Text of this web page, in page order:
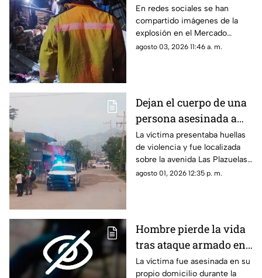
Mercado Central de
Acapulco que dejó
varios locales
afectados
En redes sociales se han
compartido imágenes de la
explosión en el Mercado
Central de Acapulco que dejó
agosto 03, 2026 11:46 a. m.
Dejan el cuerpo de una
persona asesinada a
balazos en la Sabana
La víctima presentaba huellas
de violencia y fue localizada
sobre la avenida Las Plazuelas
durante la madrugada.
agosto 01, 2026 12:35 p. m.
Hombre pierde la vida
tras ataque armado en
suburbio de Acapulco
La víctima fue asesinada en su
propio domicilio durante la